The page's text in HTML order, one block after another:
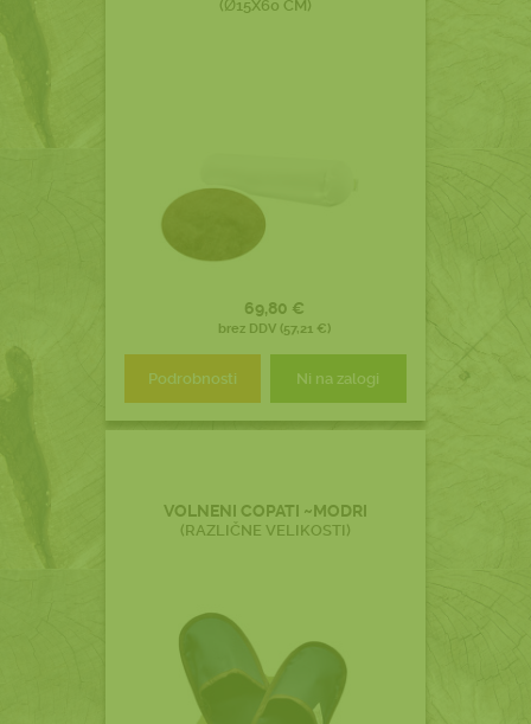
(Ø15X60 CM)
69,80 €
brez DDV (57,21 €)
Podrobnosti Ni na zalogi
VOLNENI COPATI ~MODRI
(RAZLIČNE VELIKOSTI)